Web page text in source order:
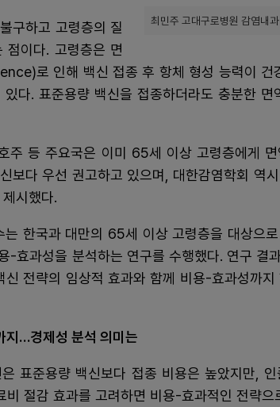
최민주 고대구로병원 감염내
구하고 고령층의 질
점이다. 고령층은 면
로 인해 백신 접종 후 항체 형성 능력이
다. 표준용량 백신을 접종하더라도 충분한 면
주 등 주요국은 이미 65세 이상 고령층에게
보다 우선 권고하고 있으며, 대한감염학회 역
시했다.
는 한국과 대만의 65세 이상 고령층을 대상으
-효과성을 분석하는 연구를 수행했다. 연구 결
신 전략의 임상적 효과와 함께 비용-효과성까
지…경제성 분석 의미는
표준용량 백신보다 접종 비용은 높았지만,
비 절감 효과를 고려하면 비용-효과적인 전략으